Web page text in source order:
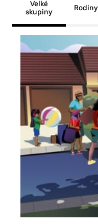
Velké
skupiny
Rodiny